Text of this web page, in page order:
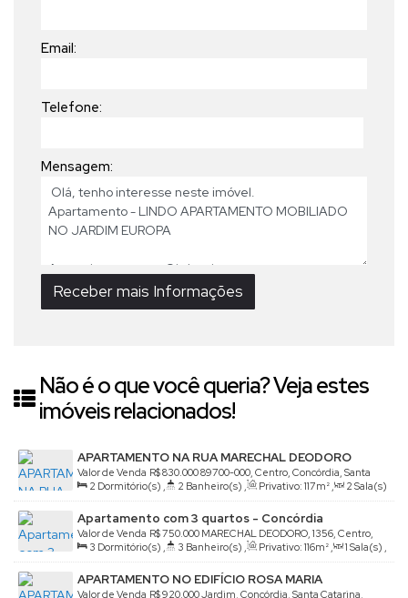
Email:
Telefone:
Mensagem:
Não é o que você queria? Veja estes
imóveis relacionados!
APARTAMENTO NA RUA MARECHAL DEODORO
R$830.000
Valor de Venda
89700-000, Centro, Concórdia, Santa
Catarina, Brasil
2 Dormitório(s) , 2 Banheiro(s) , Privativo: 117m² , 2 Sala(s)
,
1 Suíte(s) , 1 Vaga(s)
Apartamento com 3 quartos - Concórdia
R$750.000
Valor de Venda
MARECHAL DEODORO, 1356, Centro,
Concórdia, Santa Catarina, Brasil
3 Dormitório(s) , 3 Banheiro(s) , Privativo: 116m² , 1 Sala(s) ,
1 Suíte(s) , 1 Vaga(s)
APARTAMENTO NO EDIFÍCIO ROSA MARIA
R$920.000
Valor de Venda
Jardim, Concórdia, Santa Catarina,